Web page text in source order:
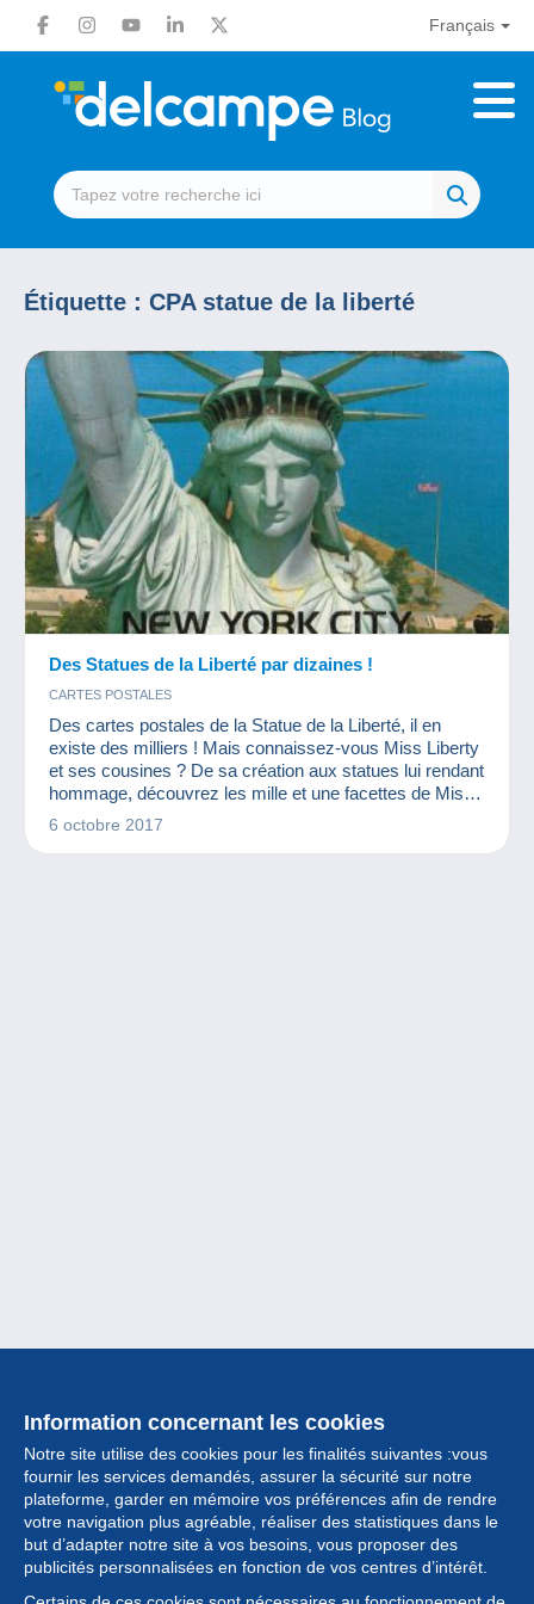
Français
Étiquette : CPA statue de la liberté
Des Statues de la Liberté par dizaines !
CARTES POSTALES
Des cartes postales de la Statue de la Liberté, il en
existe des milliers ! Mais connaissez-vous Miss Liberty
et ses cousines ? De sa création aux statues lui rendant
hommage, découvrez les mille et une facettes de Miss
Liberty !
6 octobre 2017
Information concernant les cookies
Notre site utilise des cookies pour les finalités suivantes :vous
fournir les services demandés, assurer la sécurité sur notre
plateforme, garder en mémoire vos préférences afin de rendre
votre navigation plus agréable, réaliser des statistiques dans le
but d’adapter notre site à vos besoins, vous proposer des
publicités personnalisées en fonction de vos centres d’intérêt.
Collection